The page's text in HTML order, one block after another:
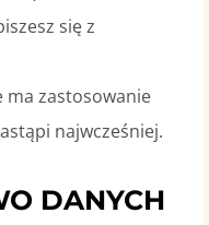
się z
zastosowanie
najwcześniej.
DANYCH